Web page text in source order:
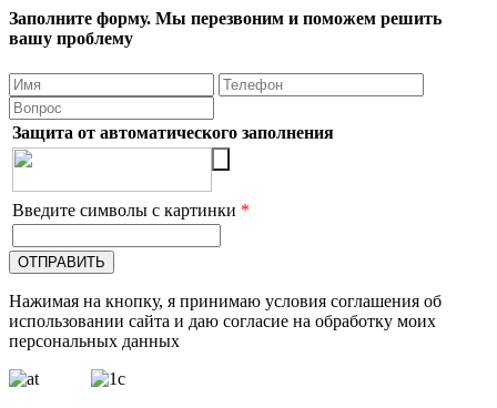
Заполните форму. Мы перезвоним и поможем решить
вашу проблему
Защита от автоматического заполнения
Введите символы с картинки *
Нажимая на кнопку, я принимаю условия соглашения об
использовании сайта и даю согласие на обработку моих
персональных данных